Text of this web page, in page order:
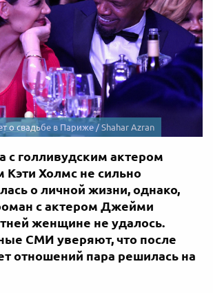
о свадьбе в Париже / Shahar Azran
с голливудским актером
Холмс не сильно
о личной жизни, однако,
с актером Джейми
женщине не удалось.
СМИ уверяют, что после
отношений пара решилась на